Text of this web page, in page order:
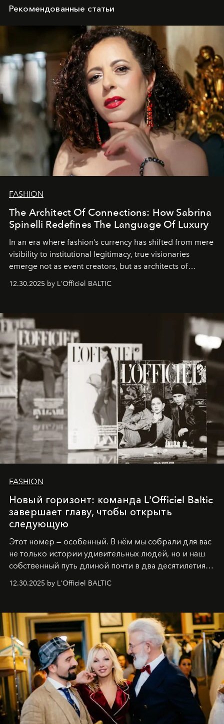
Рекомендованные статьи
FASHION
The Architect Of Connections: How Sabrina
Spinelli Redefines The Language Of Luxury
In an era where fashion’s currency has shifted from mere
visibility to institutional legitimacy, true visionaries
emerge not as event creators, but as architects of
brand strategist with three decades of mastery in luxury,
framework where creativity, commerce, and culture
converge with surgical precision.
12.30.2025 by L'Officiel BALTIC
FASHION
Новый горизонт: команда L'Officiel Baltic
завершает главу, чтобы открыть
следующую
Этот номер — особенный. В нём мы собрали для вас
не только истории удивительных людей, но и наш
собственный путь длиной почти в два десятилетия.
души говорим спасибо каждому, кто был с нами все
самыми искренними пожеланиями и теплом, ваша
командаL’Officiel Baltic .
12.30.2025 by L'Officiel BALTIC